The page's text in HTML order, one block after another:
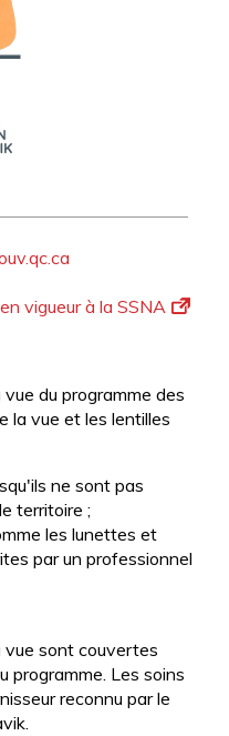
vigueur à la SSNA
du programme des
la vue et les lentilles
ne sont pas
territoire ;
les lunettes et
par un professionnel
vue sont couvertes
programme. Les soins
reconnu par le